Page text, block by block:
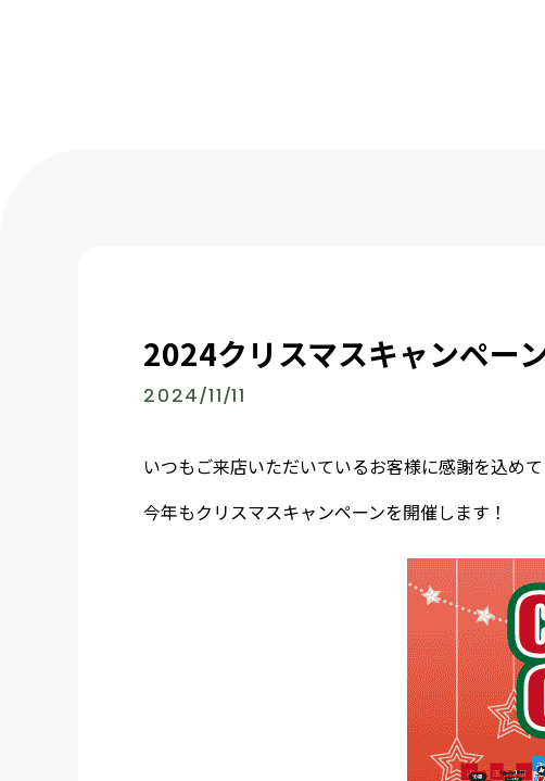
2024クリスマスキャンペ
2024/11/11
いつもご来店いただいているお客様に感謝を込めて
今年もクリスマスキャンペーンを開催します！